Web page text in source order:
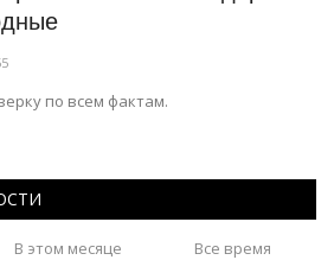
по всем фактам.
В этом месяце Все время